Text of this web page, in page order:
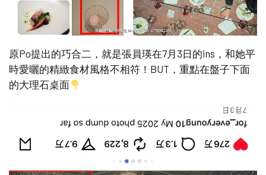
原Po提出的巧合二，就是張員瑛在7月3日的ins，和她平
時愛曬的精緻食材風格不相符！BUT，重點在盤子下面
的大理石桌面